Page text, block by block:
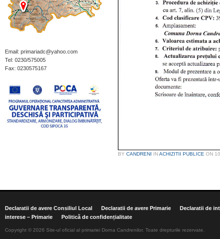
Email: primariadc@yahoo.com
Tel: 0230/575005
Fax: 0230575167
BY CANDRENI INACHIZITII PUBLICE ON
Declaratii de avere Consiliul Local Declaratii de avere Primarie
Declaratii de
interese – Primarie
Politică de confidențialitate
Copyright © 2026 Site-ul oficial al primariei Dorna Candrenilor. Toate drepturile rezervate.